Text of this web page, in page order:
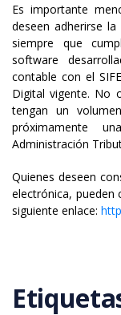
Es importante
deseen adherirse
siempre que
software
contable con el
Digital vigente. No
tengan un
próximamente
Administración
Quienes deseen
electrónica, pueden
siguiente enlace: